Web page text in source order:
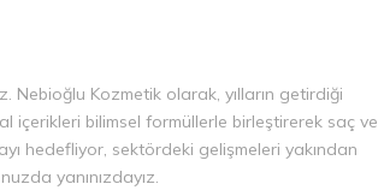
Kozmetik olarak, yılların getirdiği
içerikleri bilimsel formüllerle birleştirerek saç ve
hedefliyor, sektördeki gelişmeleri yakından
yanınızdayız.